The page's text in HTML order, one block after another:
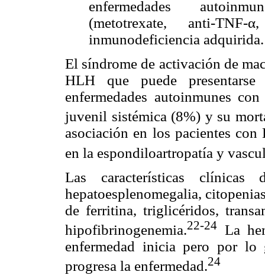
enfermedades
(metotrexate, anti-
inmunodeficiencia adquirida.
El síndrome de activación de
HLH que puede
enfermedades autoinmunes
juvenil sistémica (8%) y su
asociación en los pacientes
en la espondiloartropatía y
Las características
hepatoesplenomegalia,
de ferritina, triglicéridos,
hipofibrinogenemia.22-24 La
enfermedad inicia pero por lo
progresa la enfermedad.24